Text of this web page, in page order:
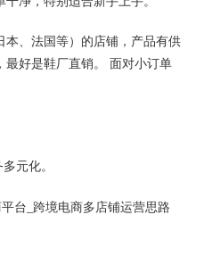
本、法国等）的店铺，产品有供
最好是鞋厂直销。 面对小订单
元化。